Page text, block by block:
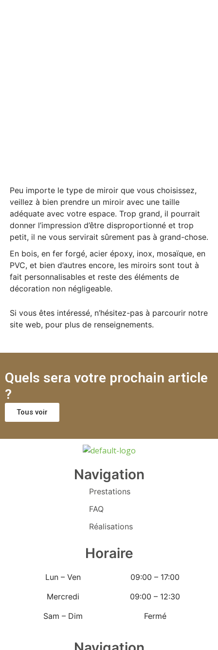
Peu importe le type de miroir que vous choisissez,
veillez à bien prendre un miroir avec une taille
adéquate avec votre espace. Trop grand, il pourrait
donner l’impression d’être disproportionné et trop
petit, il ne vous servirait sûrement pas à grand-chose.
En bois, en fer forgé, acier époxy, inox, mosaïque, en
PVC, et bien d’autres encore, les miroirs sont tout à
fait personnalisables et reste des éléments de
décoration non négligeable.
Si vous êtes intéressé, n’hésitez-pas à parcourir notre
site web, pour plus de renseignements.
Quels sera votre prochain article
?
Tous voir
Navigation
Prestations
FAQ
Réalisations
Horaire
Lun – Ven
09:00 – 17:00
Mercredi
09:00 – 12:30
Sam – Dim
Fermé